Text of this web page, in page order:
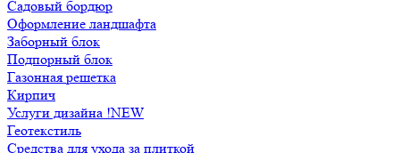
Садовый бордюр
Оформление ландшафта
Заборный блок
Подпорный блок
Газонная решетка
Кирпич
Услуги дизайна !NEW
Геотекстиль
Средства для ухода за плиткой